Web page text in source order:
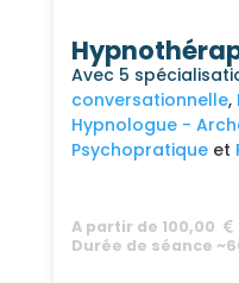
Avec 5
conversationnelle
Hypnologue -
Psychopratique
A partir de 100,00
Durée de séance